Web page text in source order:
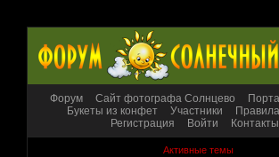
Форум Сайт фотографа Солнцево
Букеты из конфет
Участники Правила
Регистрация
Войти Контакты
Активные темы